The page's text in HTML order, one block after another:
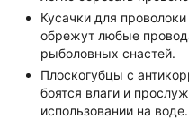
Кусачки для
обрежут любые
рыболовных снастей.
Плоскогубцы с
боятся влаги и
использовании на воде.